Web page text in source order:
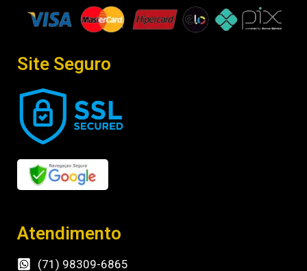
Site Seguro
Atendimento
(71) 98309-6865